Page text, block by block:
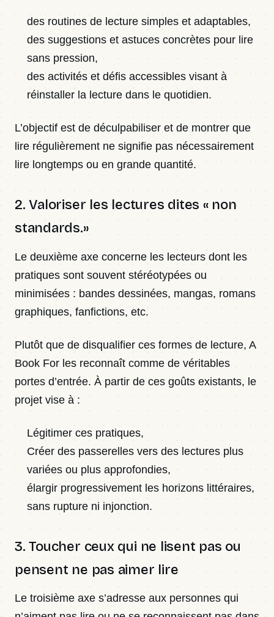
des routines de lecture simples et adaptables,
des suggestions et astuces concrètes pour lire
sans pression,
des activités et défis accessibles visant à
réinstaller la lecture dans le quotidien.
L’objectif est de déculpabiliser et de montrer que
lire régulièrement ne signifie pas nécessairement
lire longtemps ou en grande quantité.
2. Valoriser les lectures dites « non
standards.»
Le deuxième axe concerne les lecteurs dont les
pratiques sont souvent stéréotypées ou
minimisées : bandes dessinées, mangas, romans
graphiques, fanfictions, etc.
Plutôt que de disqualifier ces formes de lecture, A
Book For les reconnaît comme de véritables
portes d’entrée. À partir de ces goûts existants, le
projet vise à :
Légitimer ces pratiques,
Créer des passerelles vers des lectures plus
variées ou plus approfondies,
élargir progressivement les horizons littéraires,
sans rupture ni injonction.
3. Toucher ceux qui ne lisent pas ou
pensent ne pas aimer lire
Le troisième axe s’adresse aux personnes qui